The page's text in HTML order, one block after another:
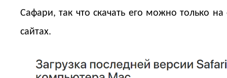
Сафари, так что скачать его можно только на
сайтах.